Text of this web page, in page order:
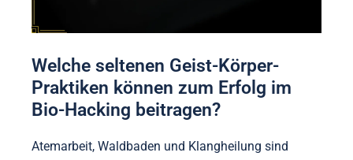
Welche seltenen Geist-Körper-
Praktiken können zum Erfolg im
Bio-Hacking beitragen?
Atemarbeit, Waldbaden und Klangheilung sind